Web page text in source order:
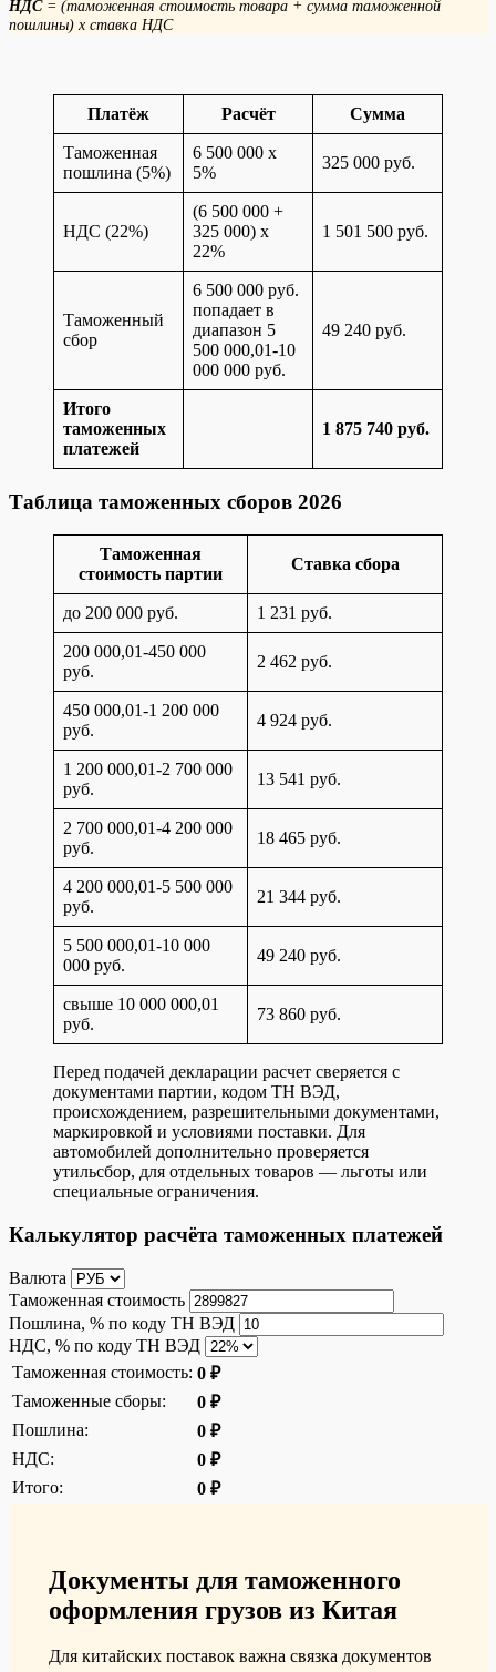
НДС= (таможенная стоимость товара + сумма таможенной
пошлины) x ставка НДС
Платёж Расчёт Сумма
Таможенная
пошлина (5%)
6 500 000 x
5%
325 000 руб.
НДС (22%)
(6 500 000 +
325 000) x
22%
1 501 500 руб.
Таможенный
сбор
6 500 000 руб.
попадает в
диапазон 5
500 000,01-10
000 000 руб.
49 240 руб.
Итого
таможенных
платежей
1 875 740 руб.
Таблица таможенных сборов 2026
Таможенная
стоимость партии
Ставка сбора
до 200 000 руб. 1 231 руб.
200 000,01-450 000
руб.
2 462 руб.
450 000,01-1 200 000
руб.
4 924 руб.
1 200 000,01-2 700 000
руб.
13 541 руб.
2 700 000,01-4 200 000
руб.
18 465 руб.
4 200 000,01-5 500 000
руб.
21 344 руб.
5 500 000,01-10 000
000 руб.
49 240 руб.
свыше 10 000 000,01
руб.
73 860 руб.
Перед подачей декларации расчет сверяется с
документами партии, кодом ТН ВЭД,
происхождением, разрешительными документами,
маркировкой и условиями поставки. Для
автомобилей дополнительно проверяется
утильсбор, для отдельных товаров — льготы или
специальные ограничения.
Калькулятор расчёта таможенных платежей
Валюта
Таможенная стоимость
Пошлина, % по коду ТН ВЭД
НДС, % по коду ТН ВЭД
Таможенная стоимость: 0 ₽
Таможенные сборы:
0 ₽
Пошлина:
0 ₽
НДС:
0 ₽
Итого:
0 ₽
Документы для таможенного
оформления грузов из Китая
Для китайских поставок важна связка документов